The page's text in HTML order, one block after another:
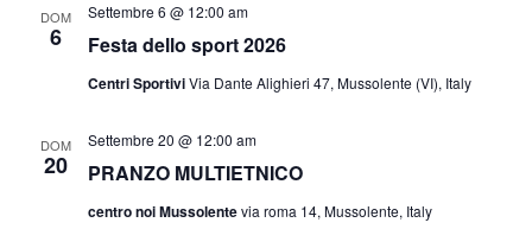
DOM
6 Festa dello sport 2026
Settembre 6 @ 12:00 am
Centri SportiviVia Dante Alighieri 47, Mussolente (VI), Italy
DOM
20 PRANZO MULTIETNICO
Settembre 20 @ 12:00 am
centro noi Mussolentevia roma 14, Mussolente, Italy